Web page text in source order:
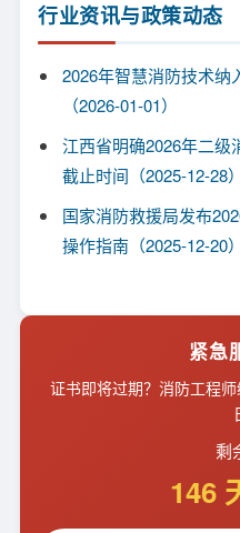
行业资讯与政策动态
2026年智慧消防技术
（2026-01-01）
江西省明确2026年二
截止时间（2025-12-28）
国家消防救援局发布
操作指南（2025-12-20）
紧急
证书即将过期？消防工程
剩
146